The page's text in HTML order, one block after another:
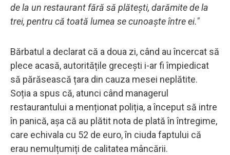
de la un restaurant fără să plătești, darămite de la
trei, pentru că toată lumea se cunoaște între ei."
Bărbatul a declarat că a doua zi, când au încercat să
plece acasă, autoritățile grecești i-ar fi împiedicat
să părăsească țara din cauza mesei neplătite.
Soția a spus că, atunci când managerul
restaurantului a menționat poliția, a început să intre
în panică, așa că au plătit nota de plată în întregime,
care echivala cu 52 de euro, în ciuda faptului că
erau nemulțumiți de calitatea mâncării.